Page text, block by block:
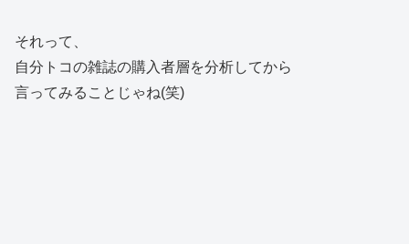
それって、
自分トコの雑誌の購入者層を分析してから
言ってみることじゃね(笑)